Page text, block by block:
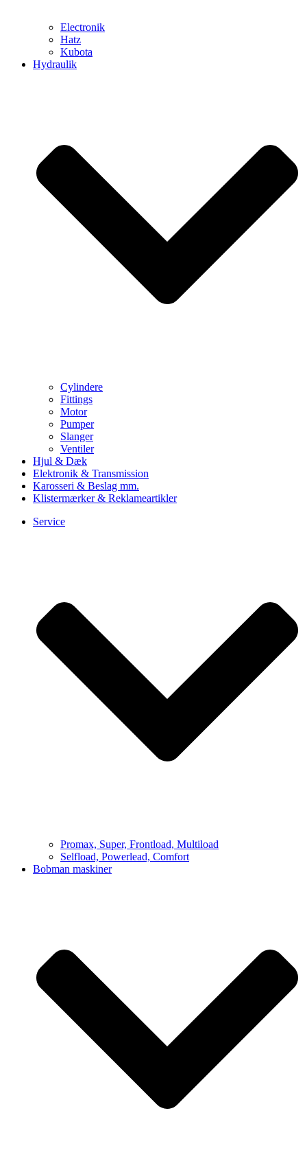
Electronik
Hatz
Kubota
Hydraulik
Cylindere
Fittings
Motor
Pumper
Slanger
Ventiler
Hjul & Dæk
Elektronik & Transmission
Karosseri & Beslag mm.
Klistermærker & Reklameartikler
Service
Promax, Super, Frontload, Multiload
Selfload, Powerlead, Comfort
Bobman maskiner